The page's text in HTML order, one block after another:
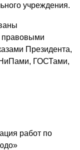
учреждения.
правовыми
Президента,
ГОСТами,
работ по